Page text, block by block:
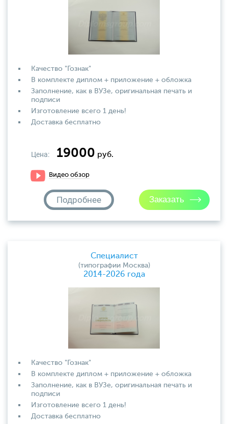
Качество "Гознак"
В комплекте диплом + приложение + обложка
Заполнение, как в ВУЗе, оригинальная печать и
подписи
Изготовление всего 1 день!
Доставка бесплатно
Цена: 19000 руб.
Видео обзор
Подробнее
Специалист
(типографии Москва)
2014-2026 года
Качество "Гознак"
В комплекте диплом + приложение + обложка
Заполнение, как в ВУЗе, оригинальная печать и
подписи
Изготовление всего 1 день!
Доставка бесплатно